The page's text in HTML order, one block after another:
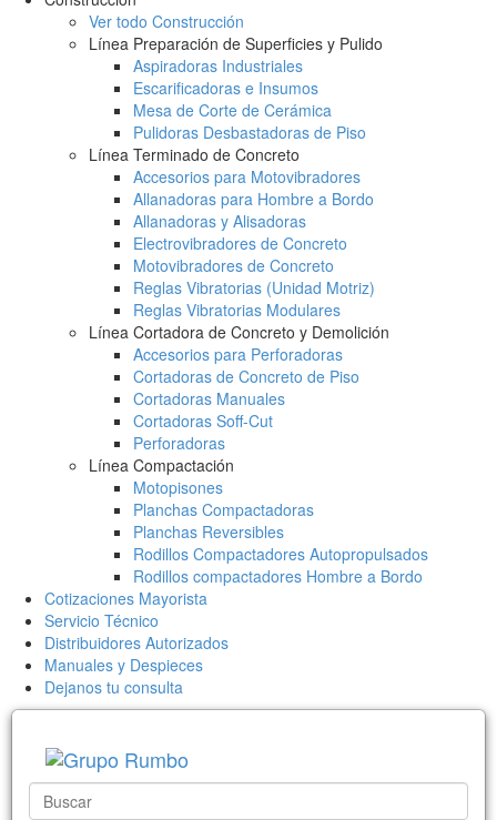
Ver todo Construcción
Línea Preparación de Superficies y Pulido
Aspiradoras Industriales
Escarificadoras e Insumos
Mesa de Corte de Cerámica
Pulidoras Desbastadoras de Piso
Línea Terminado de Concreto
Accesorios para Motovibradores
Allanadoras para Hombre a Bordo
Allanadoras y Alisadoras
Electrovibradores de Concreto
Motovibradores de Concreto
Reglas Vibratorias (Unidad Motriz)
Reglas Vibratorias Modulares
Línea Cortadora de Concreto y Demolición
Accesorios para Perforadoras
Cortadoras de Concreto de Piso
Cortadoras Manuales
Cortadoras Soff-Cut
Perforadoras
Línea Compactación
Motopisones
Planchas Compactadoras
Planchas Reversibles
Rodillos Compactadores Autopropulsados
Rodillos compactadores Hombre a Bordo
Cotizaciones Mayorista
Servicio Técnico
Distribuidores Autorizados
Manuales y Despieces
Dejanos tu consulta